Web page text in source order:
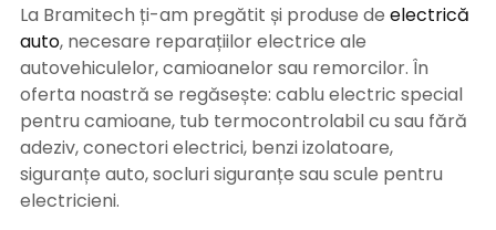
La Bramitech ți-am pregătit și produse de electrică
auto, necesare reparațiilor electrice ale
autovehiculelor, camioanelor sau remorcilor. În
oferta noastră se regăsește: cablu electric special
pentru camioane, tub termocontrolabil cu sau fără
adeziv, conectori electrici, benzi izolatoare,
siguranțe auto, socluri siguranțe sau scule pentru
electricieni.